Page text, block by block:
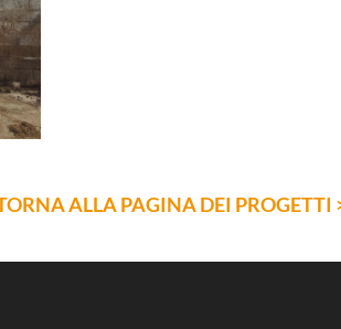
ALLA PAGINA DEI PROGETTI